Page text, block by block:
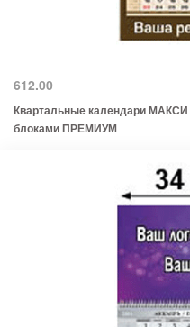
612.00
Квартальные календари
блоками ПРЕМИУМ